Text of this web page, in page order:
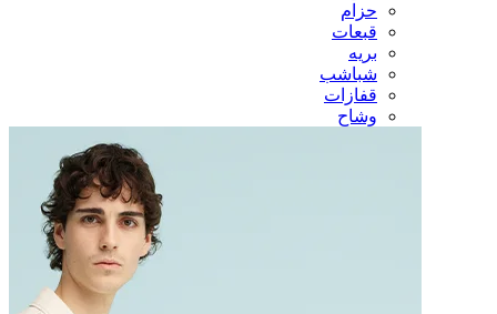
حزام
قبعات
بريه
شباشب
قفازات
وشاح